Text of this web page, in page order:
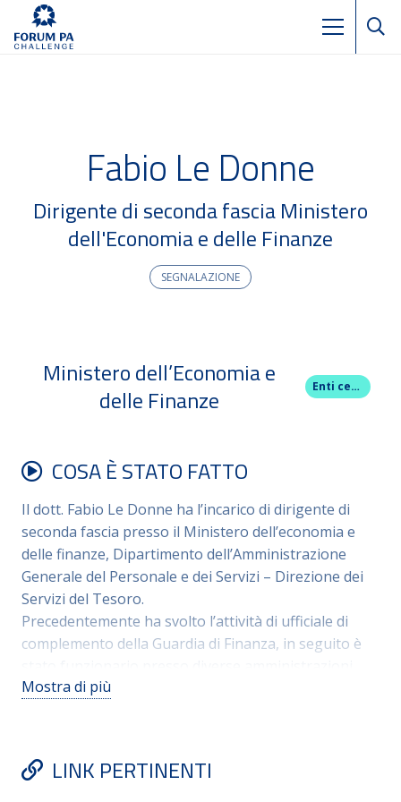
Fabio Le Donne
Dirigente di seconda fascia Ministero
dell'Economia e delle Finanze
SEGNALAZIONE
Ministero dell’Economia e
delle Finanze
Enti centrali
COSA È STATO FATTO
Il dott. Fabio Le Donne ha l’incarico di dirigente di
seconda fascia presso il Ministero dell’economia e
delle finanze, Dipartimento dell’Amministrazione
Generale del Personale e dei Servizi – Direzione dei
Servizi del Tesoro.
Precedentemente ha svolto l’attività di ufficiale di
complemento della Guardia di Finanza, in seguito è
specializzandosi in particolar modo nel settore fiscale
quelle espletate attualmente, l’arrivo del dott. Le
Donne nel 2017 alla Direzione dei Servizi del Tesoro
Mostra di più
LINK PERTINENTI